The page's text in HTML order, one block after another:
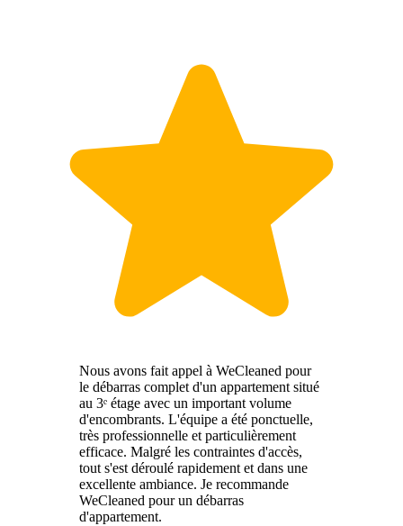
Nous avons fait appel à WeCleaned pour
le débarras complet d'un appartement situé
au 3ᵉ étage avec un important volume
d'encombrants. L'équipe a été ponctuelle,
très professionnelle et particulièrement
efficace. Malgré les contraintes d'accès,
tout s'est déroulé rapidement et dans une
excellente ambiance. Je recommande
WeCleaned pour un débarras
d'appartement.